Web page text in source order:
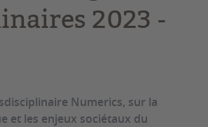
2023 -
Numerics, sur la
et les enjeux sociétaux du